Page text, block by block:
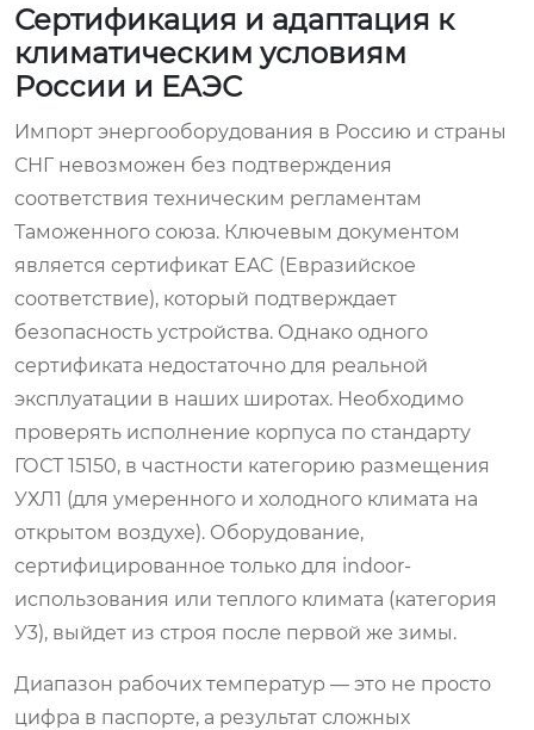
Сертификация и адаптация к
климатическим условиям
России и ЕАЭС
Импорт энергооборудования в Россию и страны
СНГ невозможен без подтверждения
соответствия техническим регламентам
Таможенного союза. Ключевым документом
является сертификат EAC (Евразийское
соответствие), который подтверждает
безопасность устройства. Однако одного
сертификата недостаточно для реальной
эксплуатации в наших широтах. Необходимо
проверять исполнение корпуса по стандарту
ГОСТ 15150, в частности категорию размещения
УХЛ1 (для умеренного и холодного климата на
открытом воздухе). Оборудование,
сертифицированное только для indoor-
использования или теплого климата (категория
У3), выйдет из строя после первой же зимы.
Диапазон рабочих температур — это не просто
цифра в паспорте, а результат сложных